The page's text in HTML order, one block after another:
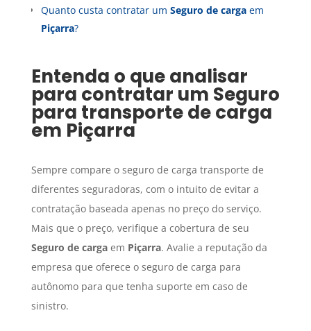
Quanto custa contratar um Seguro de cargaem
Piçarra?
Entenda o que analisar
para contratar um Seguro
para transporte de carga
em Piçarra
Sempre compare o seguro de carga transporte de
diferentes seguradoras, com o intuito de evitar a
contratação baseada apenas no preço do serviço.
Mais que o preço, verifique a cobertura de seu
Seguro de cargaem Piçarra. Avalie a reputação da
empresa que oferece o seguro de carga para
autônomo para que tenha suporte em caso de
sinistro.